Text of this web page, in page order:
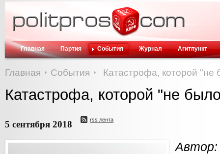
Главная Партия События Журнал Агитпункт
Главная События Катастрофа, которой "не
Катастрофа, которой "не
5 сентября 2018 rss лента
Автор: